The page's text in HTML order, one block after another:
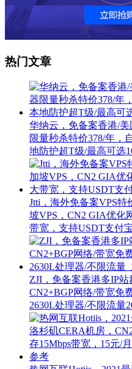
热门文章
华纳云，免备案香港/
限量秒杀特价378/年，
地防护超T级/最高可选
Jtti，海外免备案VPS特
坡VPS，CN2 GIA优化
带宽，支持USDT支付
ZJI，免备案香港多IP站
CN2+BGP网络/带宽免
2630L处理器/不限流量